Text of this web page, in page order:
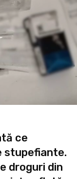
ce
stupefiante.
droguri din